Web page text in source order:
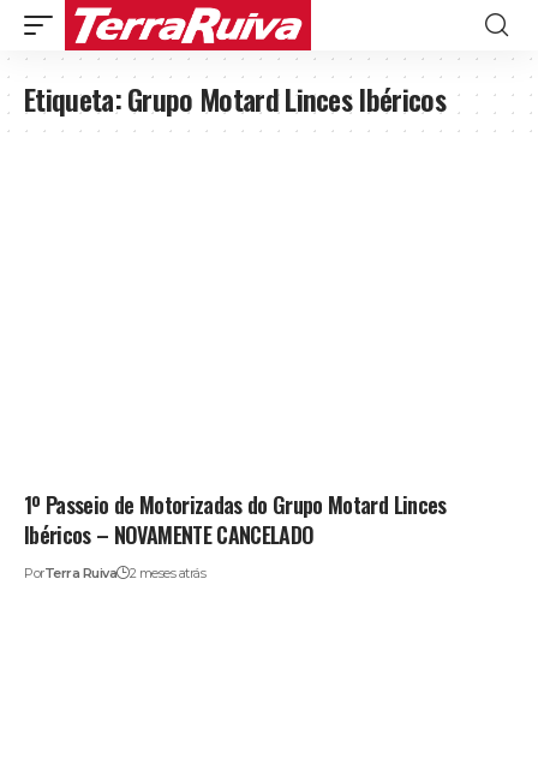
Etiqueta:Grupo Motard Linces Ibéricos
1º Passeio de Motorizadas do Grupo Motard Linces
Ibéricos – NOVAMENTE CANCELADO
PorTerra Ruiva 2 meses atrás